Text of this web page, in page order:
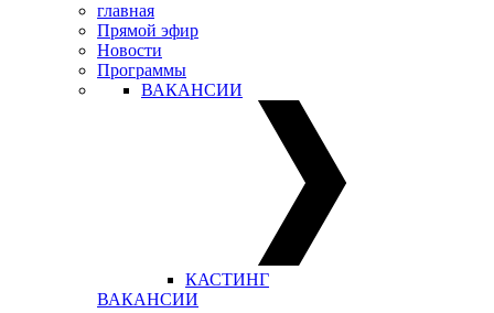
главная
Прямой эфир
Новости
Программы
ВАКАНСИИ
КАСТИНГ
ВАКАНСИИ